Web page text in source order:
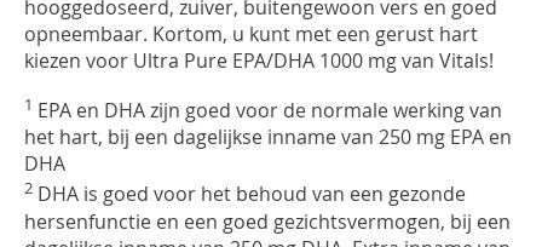
hooggedoseerd, zuiver, buitengewoon vers en goed
opneembaar. Kortom, u kunt met een gerust hart
kiezen voor Ultra Pure EPA/DHA 1000 mg van Vitals!
1 EPA en DHA zijn goed voor de normale werking van
het hart, bij een dagelijkse inname van 250 mg EPA en
DHA
2 DHA is goed voor het behoud van een gezonde
hersenfunctie en een goed gezichtsvermogen, bij een